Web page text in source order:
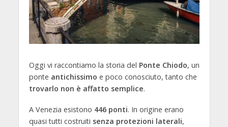
Oggi vi raccontiamo la storia del Ponte Chiodo, un
ponte antichissimo e poco conosciuto, tanto che
trovarlo non è affatto semplice.
A Venezia esistono 446 ponti. In origine erano
quasi tutti costruiti senza protezioni laterali,